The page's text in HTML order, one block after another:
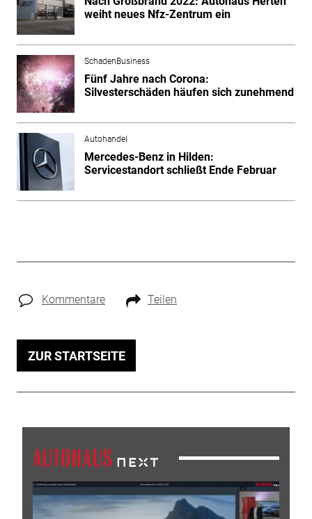
weiht neues Nfz-Zentrum ein
SchadenBusiness
Fünf Jahre nach Corona:
Silvesterschäden häufen sich zunehmend
Autohandel
Mercedes-Benz in Hilden:
Servicestandort schließt Ende Februar
Kommentare Teilen
ZUR STARTSEITE